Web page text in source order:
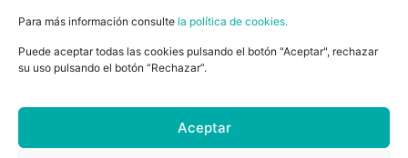
Para más información consulte la política de cookies.
Puede aceptar todas las cookies pulsando el botón "Aceptar", rechazar
su uso pulsando el botón “Rechazar”.
Aceptar
Dependiendo del protocolo utilizado y el objetivo del
tratamiento losPRGF®-Endoret®se podrán aplicar
en forma lí­quida, como coágulo, coágulo con
recubriendo la lesión.
La aplicación del plasma rico en factores de